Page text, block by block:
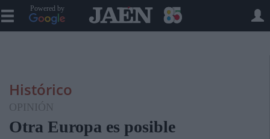
Powered by
Histórico
OPINIÓN
Otra Europa es posible